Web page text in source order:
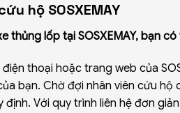
hộ SOSXEMAY
thủng lốp tại SOSXEMAY, bạn
thoại hoặc trang web của
bạn. Chờ đợi nhân viên cứu hộ
Với quy trình liên hệ đơn